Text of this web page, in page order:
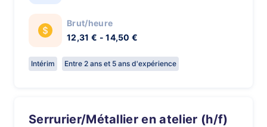
Brut/heure
12,31 € - 14,50 €
Intérim Entre 2 ans et 5 ans d'expérience
Serrurier/Métallier en atelier (h/f)